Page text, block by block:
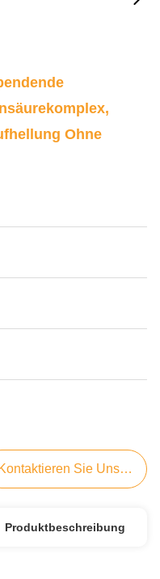
Ohne
Kontaktieren Sie Uns Jetzt
Produktbeschreibung